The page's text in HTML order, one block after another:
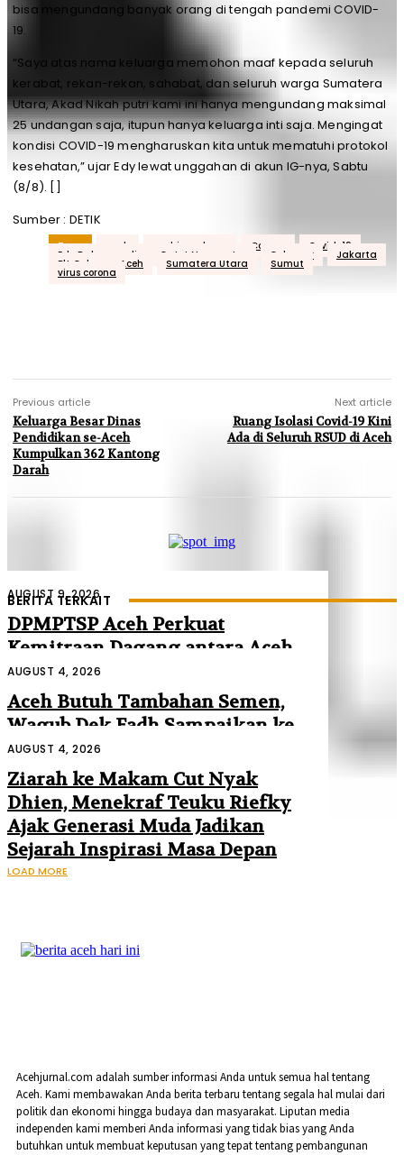
bisa mengundang banyak orang di tengah pandemi COVID-
19.
“Saya atas nama keluarga memohon maaf kepada seluruh
kerabat, rekan-rekan, sahabat, dan seluruh warga Sumatera
Utara, Akad Nikah putri kami ini hanya mengundang maksimal
25 undangan saja, itupun hanya keluarga inti saja. Mengingat
kondisi COVID-19 mengharuskan kita untuk mematuhi protokol
kesehatan,” ujar Edy lewat unggahan di akun IG-nya, Sabtu
(8/8). []
Sumber : DETIK
Tags aceh acehjurnal.com Corona Covid-19
Edy Rahmayadi Gatot Nurmantyo Gubernur Jakarta
Plt Gubernur Aceh Sumatera Utara Sumut
virus corona
Previous article
Keluarga Besar Dinas
Pendidikan se-Aceh
Kumpulkan 362 Kantong
Darah
Next article
Ruang Isolasi Covid-19 Kini
Ada di Seluruh RSUD di Aceh
BERITA TERKAIT
AUGUST 9, 2026
DPMPTSP Aceh Perkuat
Kemitraan Dagang antara Aceh
dan Malaysia
AUGUST 4, 2026
Aceh Butuh Tambahan Semen,
Wagub Dek Fadh Sampaikan ke
Mendagri dan Danantara
AUGUST 4, 2026
Ziarah ke Makam Cut Nyak
Dhien, Menekraf Teuku Riefky
Ajak Generasi Muda Jadikan
Sejarah Inspirasi Masa Depan
LOAD MORE
Acehjurnal.com adalah sumber informasi Anda untuk semua hal tentang
Aceh. Kami membawakan Anda berita terbaru tentang segala hal mulai dari
politik dan ekonomi hingga budaya dan masyarakat. Liputan media
independen kami memberi Anda informasi yang tidak bias yang Anda
butuhkan untuk membuat keputusan yang tepat tentang pembangunan